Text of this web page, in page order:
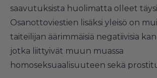
saavutuksista huolimatta olleet
Osanottoviestien lisäksi yleisö on
taiteilijan äärimmäisiä negatiivisia
jotka liittyivät muun muassa
homoseksuaalisuuteen sekä